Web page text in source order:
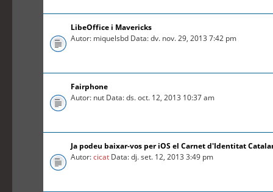
LibeOffice i Mavericks
Autor: miquelsbd Data: dv. nov. 29, 2013 7:42 pm
Fairphone
Autor: nut Data: ds. oct. 12, 2013 10:37 am
Ja podeu baixar-vos per iOS el Carnet d'Identitat
Autor:cicat Data: dj. set. 12, 2013 3:49 pm